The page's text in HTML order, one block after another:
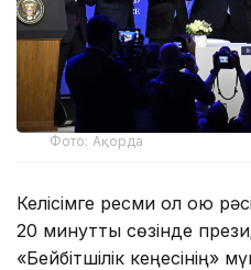
Фото: Ақорда
Келісімге ресми қол қою
20 минуттық сөзінде
«Бейбітшілік кеңесінің»